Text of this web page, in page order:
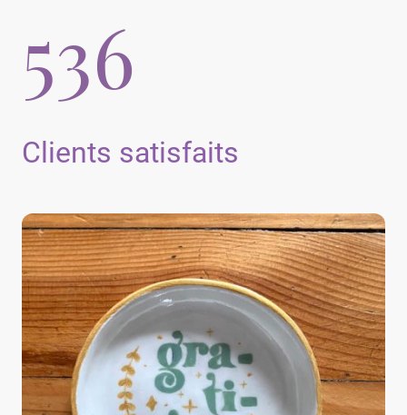
536
Clients satisfaits